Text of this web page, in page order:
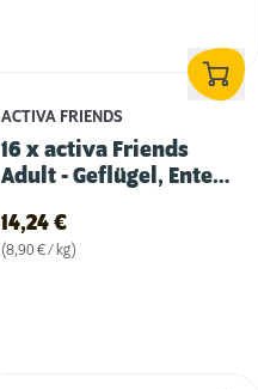
ACTIVA FRIENDS
16 x activa Friends
Adult - Geflügel, Ente &
14,24 €
(8,90 € / kg)